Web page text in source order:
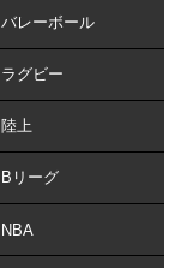
バレーボール
ラグビー
陸上
Bリーグ
NBA